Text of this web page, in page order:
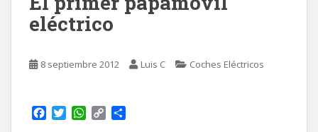
eléctrico
8 septiembre 2012 Luis C Coches Eléctricos
W